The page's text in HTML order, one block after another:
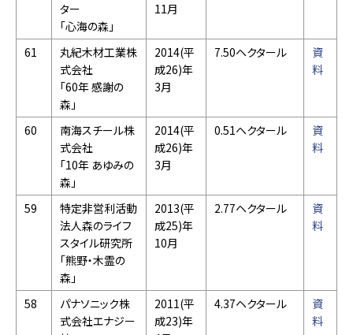
ター
「心海の森」
11月
61
丸紀木材工業株
式会社
「60年 感謝の
森」
2014(平
成26)年
3月
7.50ヘクタール
資
料
60
南海スチール株
式会社
「10年 あゆみの
森」
2014(平
成26)年
3月
0.51ヘクタール
資
料
59
特定非営利活動
法人森のライフ
スタイル研究所
「熊野・木霊の
森」
2013(平
成25)年
10月
2.77ヘクタール
資
料
58
パナソニック株
式会社エナジー
2011(平
成23)年
4.37ヘクタール
資
料